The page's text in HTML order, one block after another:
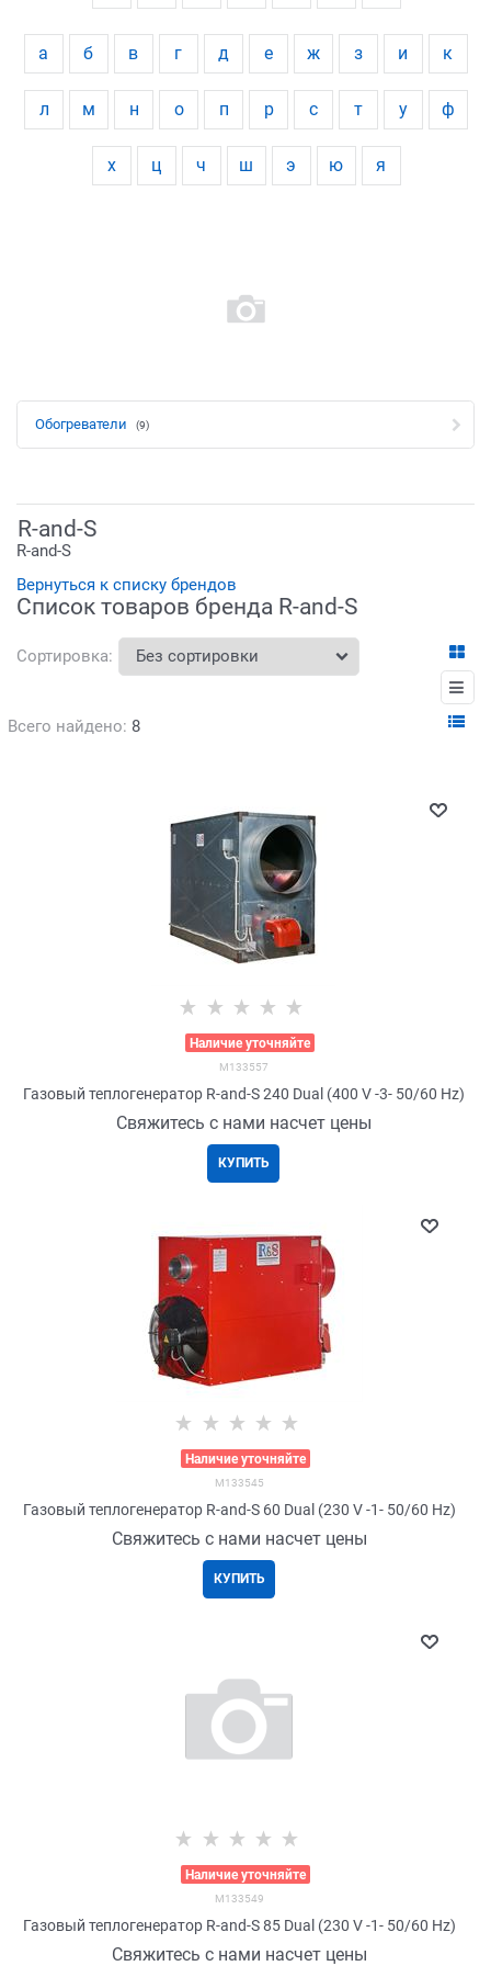
а б в г д е ж з и к
л м н о п р с т у ф
х ц ч ш э ю я
Обогреватели (9)
R-and-S
R-and-S
Вернуться к списку брендов
Список товаров бренда R-and-S
Сортировка:
Всего найдено: 8
Наличие уточняйте
M133557
Газовый теплогенератор R-and-S 240 Dual (400 V -3- 50/60 Hz)
Свяжитесь с нами насчет цены
КУПИТЬ
Наличие уточняйте
M133545
Газовый теплогенератор R-and-S 60 Dual (230 V -1- 50/60 Hz)
Свяжитесь с нами насчет цены
КУПИТЬ
Наличие уточняйте
M133549
Газовый теплогенератор R-and-S 85 Dual (230 V -1- 50/60 Hz)
Свяжитесь с нами насчет цены